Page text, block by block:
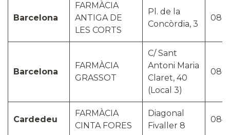
Barcelona
FARMÀCIA
ANTIGA DE
LES CORTS
Pl. de la
Concòrdia, 3
Barcelona
FARMÀCIA
GRASSOT
C/ Sant
Antoni Maria
Claret, 40
(Local 3)
Cardedeu
FARMÀCIA
CINTA FORES
Diagonal
Fivaller 8